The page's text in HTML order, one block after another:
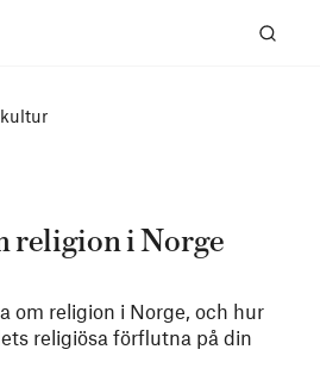
religion i Norge
om religion i Norge, och hur
religiösa förflutna på din